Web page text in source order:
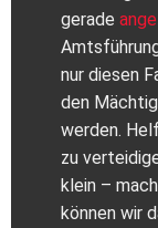
gerade
nur diesen
den
werden.
zu
klein –
können wir